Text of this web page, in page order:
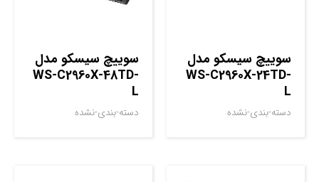
سوييچ سيسکو مدل
WS-C2960X-24TD-
L
دسته-بندی-نشده
سوييچ سيسکو مدل
WS-C2960X-48TD-
L
دسته-بندی-نشده